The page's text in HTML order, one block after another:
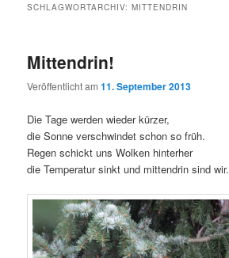
SCHLAGWORTARCHIV:MITTENDRIN
Mittendrin!
Veröffentlicht am11. September 2013
Die Tage werden wieder kürzer,
die Sonne verschwindet schon so früh.
Regen schickt uns Wolken hinterher
die Temperatur sinkt und mittendrin sind wir.